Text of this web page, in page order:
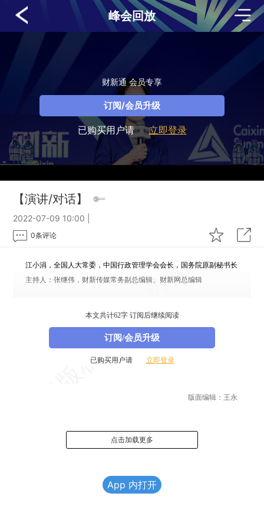
峰会回放
财新通 会员专享
订阅/会员升级
已购买用户请 立即登录
【演讲/对话】
2022-07-09 10:00
0条评论
江小涓 ，全国人大常委，中国行政管理学会会长，国务院原副秘书长
主持人： 张继伟，财新传媒常务副总编辑、财新网总编辑
本文共计62字 订阅后继续阅读
订阅/会员升级
已购买用户请 立即登录
版面编辑：王永
点击加载更多
App 内打开